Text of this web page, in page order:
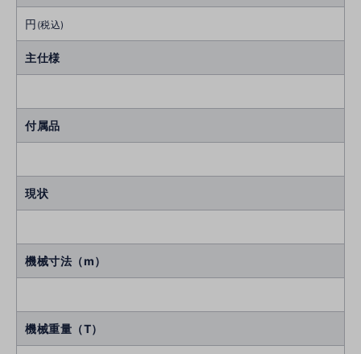
円 (税込)
主仕様
付属品
現状
機械寸法（m）
機械重量（T）